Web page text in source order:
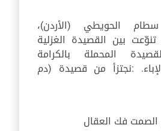
الحويطي (الأردن)،
بين القصيدة الغزلية
المحملة بالكرامة
:نجتزأ من قصيدة (دم
فك العقال